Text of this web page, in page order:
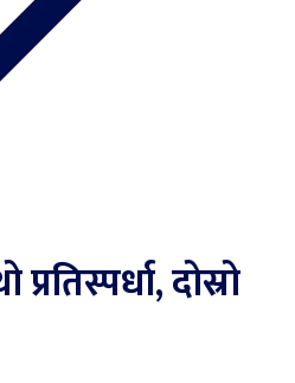
दोस्रो